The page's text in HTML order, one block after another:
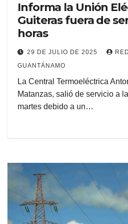
Informa la Unión
Guiteras fuera de
horas
29 DE JULIO DE 2025
GUANTÁNAMO
La Central Termoeléctrica
Matanzas, salió de servicio a
martes debido a un…